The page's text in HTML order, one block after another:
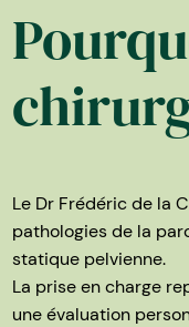
Le Dr Frédéric de la
pathologies de la
statique pelvienne.
La prise en charge
une évaluation